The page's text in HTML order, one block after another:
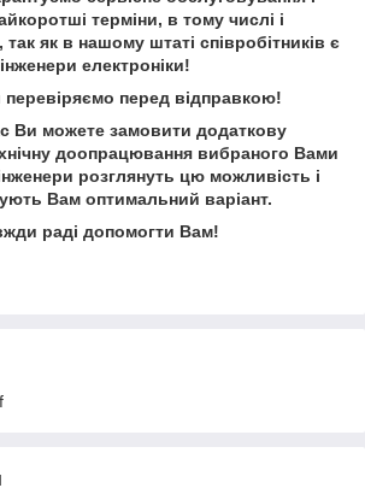
терміни, в тому числі і
так як в нашому штаті співробітників є
інженери електроніки!
перевіряємо перед відправкою!
Ви можете замовити додаткову
доопрацювання вибраного Вами
розглянуть цю можливість і
Вам оптимальний варіант.
раді допомогти Вам!